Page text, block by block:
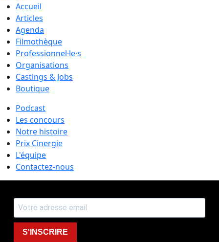
Accueil
Articles
Agenda
Filmothèque
Professionnel·le·s
Organisations
Castings & Jobs
Boutique
Podcast
Les concours
Notre histoire
Prix Cinergie
L'équipe
Contactez-nous
S'INSCRIRE